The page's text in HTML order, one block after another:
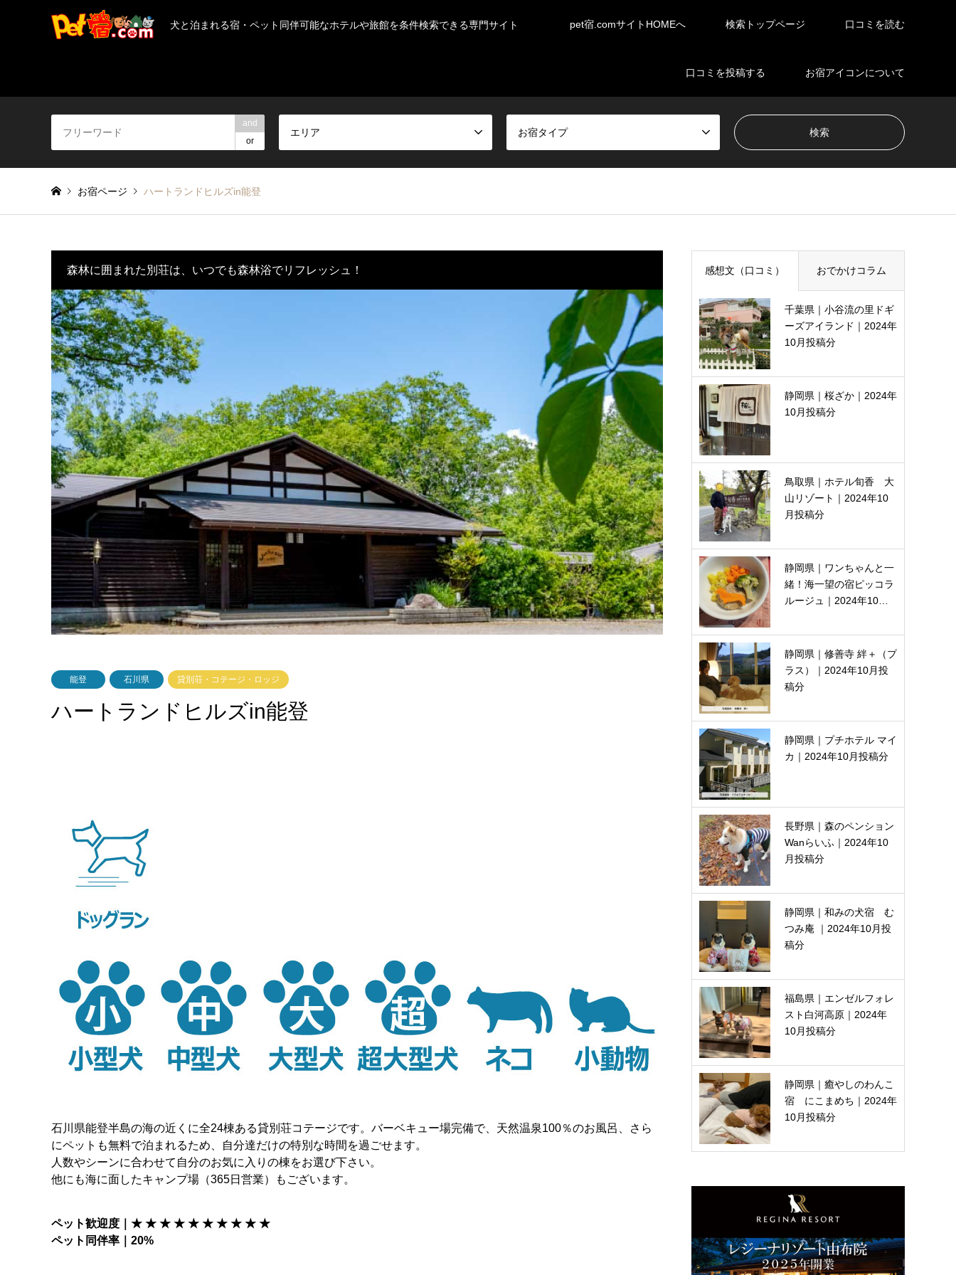
犬と泊まれる宿・ペット同伴可能なホテルや旅館を条件検索できる専門サイト pet宿.comサイトHOMEへ 検索トップページ 口コミを読む
口コミを投稿する お宿アイコンについて
and
or
エリア お宿タイプ
お宿ページ ハートランドヒルズin能登
森林に囲まれた別荘は、いつでも森林浴でリフレッシュ！
能登 石川県 貸別荘・コテージ・ロッジ
ハートランドヒルズin能登
石川県能登半島の海の近くに全24棟ある貸別荘コテージです。バーベキュー場完備で、天然温泉100％のお風呂、さら
にペットも無料で泊まれるため、自分達だけの特別な時間を過ごせます。
人数やシーンに合わせて自分のお気に入りの棟をお選び下さい。
他にも海に面したキャンプ場（365日営業）もございます。
ペット歓迎度｜★ ★ ★ ★ ★ ★ ★ ★ ★ ★
ペット同伴率｜20%
感想文（口コミ） おでかけコラム
千葉県｜小谷流の里ドギ
ーズアイランド｜2024年
10月投稿分
静岡県｜桜ざか｜2024年
10月投稿分
鳥取県｜ホテル旬香 大
山リゾート｜2024年10
月投稿分
静岡県｜ワンちゃんと一
緒！海一望の宿ピッコラ
ルージュ｜2024年10…
静岡県｜修善寺 絆＋（プ
ラス）｜2024年10月投
稿分
静岡県｜プチホテル マイ
カ｜2024年10月投稿分
長野県｜森のペンション
Wanらいふ｜2024年10
月投稿分
静岡県｜和みの犬宿 む
つみ庵 ｜2024年10月投
稿分
福島県｜エンゼルフォレ
スト白河高原｜2024年
10月投稿分
静岡県｜癒やしのわんこ
宿 にこまめち｜2024年
10月投稿分